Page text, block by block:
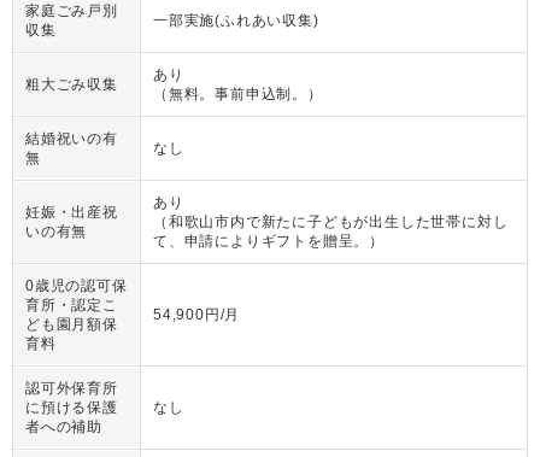
家庭ごみ戸別
収集
一部実施(ふれあい収集)
粗大ごみ収集
あり
（ 無料。事前申込制。 ）
結婚祝いの有
無
なし
妊娠・出産祝
いの有無
あり
（ 和歌山市内で新たに子どもが出生した世帯に対し
て、申請によりギフトを贈呈。
）
0歳児の認可保
育所・認定こ
ども園月額保
育料
54,900円/月
認可外保育所
に預ける保護
者への補助
なし